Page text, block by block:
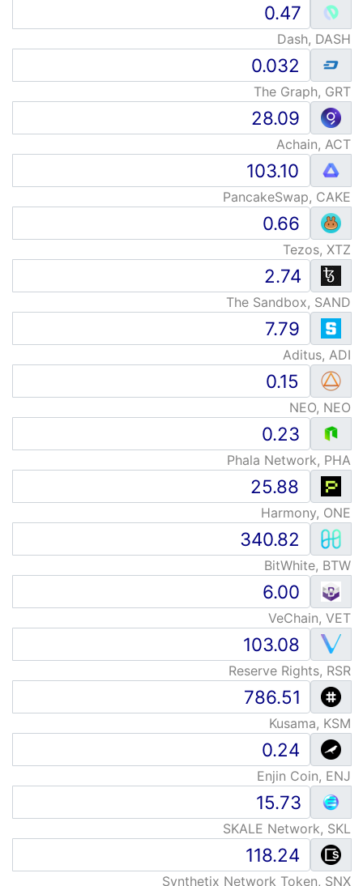
Dash, DASH
The Graph, GRT
Achain, ACT
PancakeSwap, CAKE
Tezos, XTZ
The Sandbox, SAND
Aditus, ADI
NEO, NEO
Phala Network, PHA
Harmony, ONE
BitWhite, BTW
VeChain, VET
Reserve Rights, RSR
Kusama, KSM
Enjin Coin, ENJ
SKALE Network, SKL
Synthetix Network Token, SNX